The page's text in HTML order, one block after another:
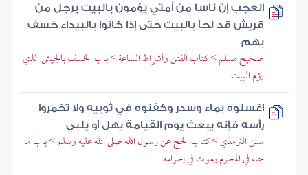
العجب إن ناسا من أمتي يؤمون بالبيت برجل من
قريش قد لجأ بالبيت حتى إذا كانوا بالبيداء خسف
بهم
صحيح مسلم > كتاب الفتن وأشراط الساعة > باب الخسف بالجيش الذي
يؤم البيت
اغسلوه بماء وسدر وكفنوه في ثوبيه ولا تخمروا
رأسه فإنه يبعث يوم القيامة يهل أو يلبي
سنن الترمذي > كتاب الحج عن رسول الله صلى الله عليه وسلم > باب ما
جاء في المحرم يموت في إحرامه